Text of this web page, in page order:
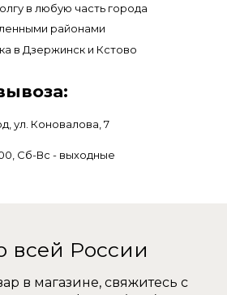
в любую часть города
районами
в Дзержинск и Кстово
ул. Коновалова, 7
Сб-Вс - выходные
всей России
в магазине, свяжитесь с